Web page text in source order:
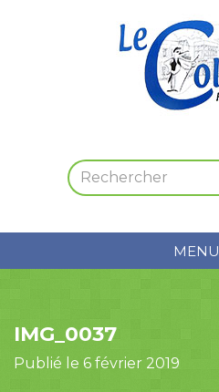
MENU
IMG_0037
Publié le 6 février 2019